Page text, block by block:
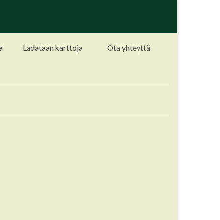
Ladataan karttoja Ota yhteyttä